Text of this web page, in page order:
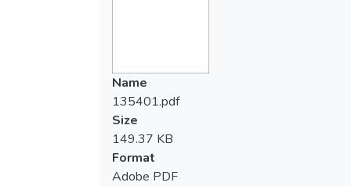
Name
135401.pdf
Size
149.37 KB
Format
Adobe PDF